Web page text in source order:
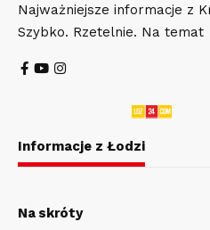
Najważniejsze informacje z
Szybko. Rzetelnie. Na temat
Informacje z Łodzi
Na skróty